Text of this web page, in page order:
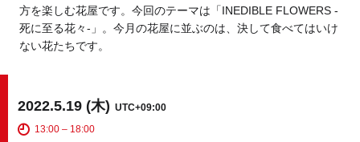
Toulouse Strasbourg
Mexico City
方を楽しむ花屋です。今回のテーマは「INEDIBLE FLOWERS -
死に至る花々-」。今月の花屋に並ぶのは、決して食べてはいけ
ない花たちです。
2022.5.19 (木) UTC+09:00
13:00 – 18:00